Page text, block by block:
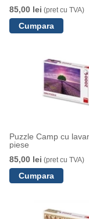
85,00 lei (pret cu TVA)
Puzzle Camp cu
piese
85,00 lei (pret cu TVA)